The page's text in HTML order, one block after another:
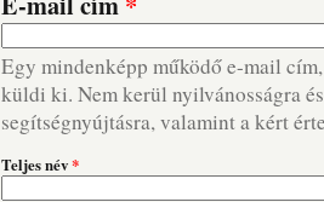
Egy mindenképp működő e-mail
küldi ki. Nem kerül nyilvánosságra
segítségnyújtásra, valamint a kért
Teljes név*